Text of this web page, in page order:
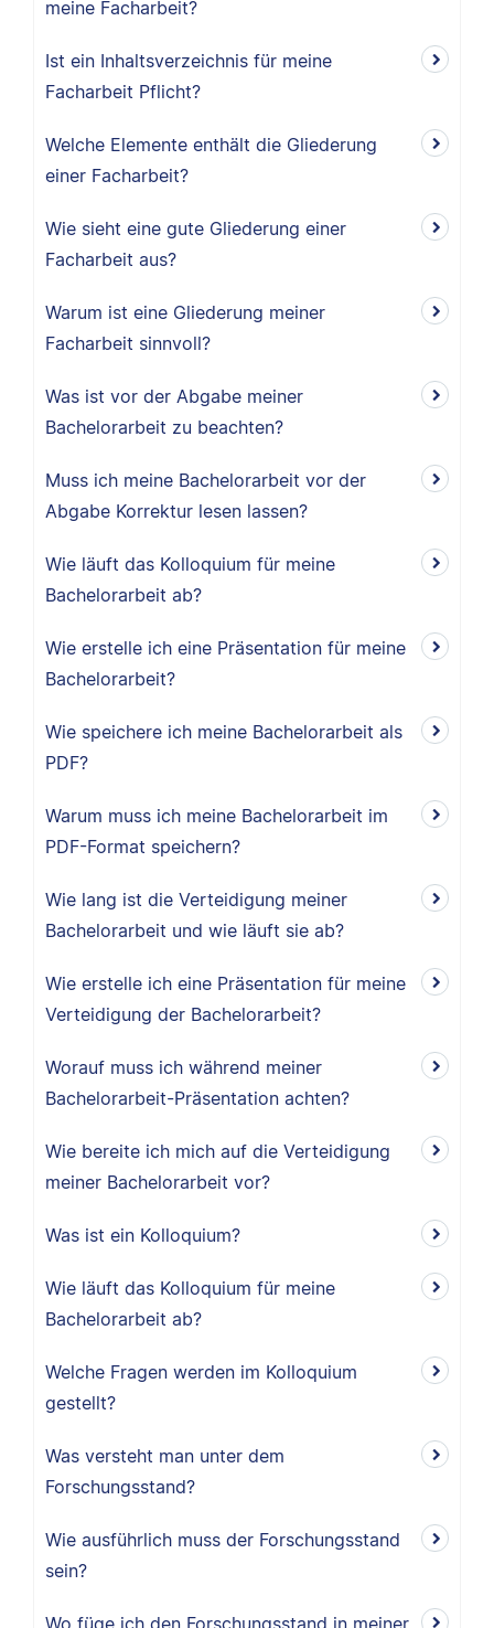
meine Facharbeit?
Ist ein Inhaltsverzeichnis für meine
Facharbeit Pflicht?
Welche Elemente enthält die Gliederung
einer Facharbeit?
Wie sieht eine gute Gliederung einer
Facharbeit aus?
Warum ist eine Gliederung meiner
Facharbeit sinnvoll?
Was ist vor der Abgabe meiner
Bachelorarbeit zu beachten?
Muss ich meine Bachelorarbeit vor der
Abgabe Korrektur lesen lassen?
Wie läuft das Kolloquium für meine
Bachelorarbeit ab?
Wie erstelle ich eine Präsentation für meine
Bachelorarbeit?
Wie speichere ich meine Bachelorarbeit als
PDF?
Warum muss ich meine Bachelorarbeit im
PDF-Format speichern?
Wie lang ist die Verteidigung meiner
Bachelorarbeit und wie läuft sie ab?
Wie erstelle ich eine Präsentation für meine
Verteidigung der Bachelorarbeit?
Worauf muss ich während meiner
Bachelorarbeit-Präsentation achten?
Wie bereite ich mich auf die Verteidigung
meiner Bachelorarbeit vor?
Was ist ein Kolloquium?
Wie läuft das Kolloquium für meine
Bachelorarbeit ab?
Welche Fragen werden im Kolloquium
gestellt?
Was versteht man unter dem
Forschungsstand?
Wie ausführlich muss der Forschungsstand
sein?
Wo füge ich den Forschungsstand in meiner